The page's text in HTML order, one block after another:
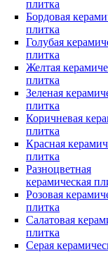
плитка
Бордовая
плитка
Голубая
плитка
Желтая
плитка
Зеленая
плитка
Коричневая
плитка
Красная
плитка
Разноцветная
керамическая
Розовая
плитка
Салатовая
плитка
Серая